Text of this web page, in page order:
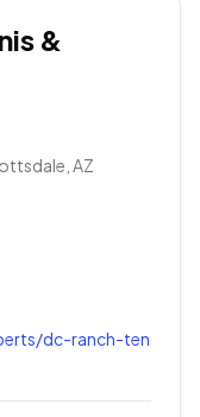
&
AZ
dc-ranch-ten